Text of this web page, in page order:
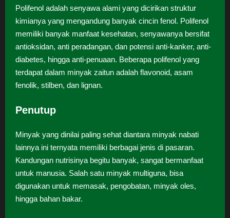
Polifenol adalah senyawa alami yang dicirikan struktur
kimianya yang mengandung banyak cincin fenol. Polifenol
memiliki banyak manfaat kesehatan, senyawanya bersifat
antioksidan, anti peradangan, dan potensi anti-kanker, anti-
diabetes, hingga anti-penuaan. Beberapa polifenol yang
terdapat dalam minyak zaitun adalah flavonoid, asam
fenolik, stilben, dan lignan.
Penutup
Minyak yang dinilai paling sehat diantara minyak nabati
lainnya ini ternyata memiliki berbagai jenis di pasaran.
Kandungan nutrisinya begitu banyak, sangat bermanfaat
untuk manusia. Salah satu minyak multiguna, bisa
digunakan untuk memasak, pengobatan, minyak oles,
hingga bahan bakar.